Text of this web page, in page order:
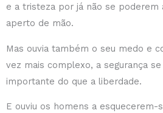
e a tristeza por já não se poderem
aperto de mão.
Mas ouvia também o seu medo e
vez mais complexo, a segurança
importante do que a liberdade.
E ouviu os homens a